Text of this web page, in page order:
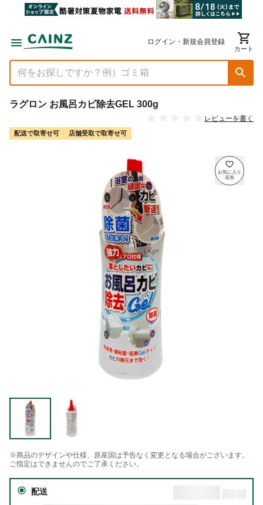
ログイン・新規会員登録
カート
ラグロン お風呂カビ除去GEL 300g
レビューを書く
配送で取寄せ可 店舗受取で取寄せ可
※商品のデザインや仕様、原産国は予告なく変更となる場合がございます。
ご指定はできませんのでご了承ください。
配送